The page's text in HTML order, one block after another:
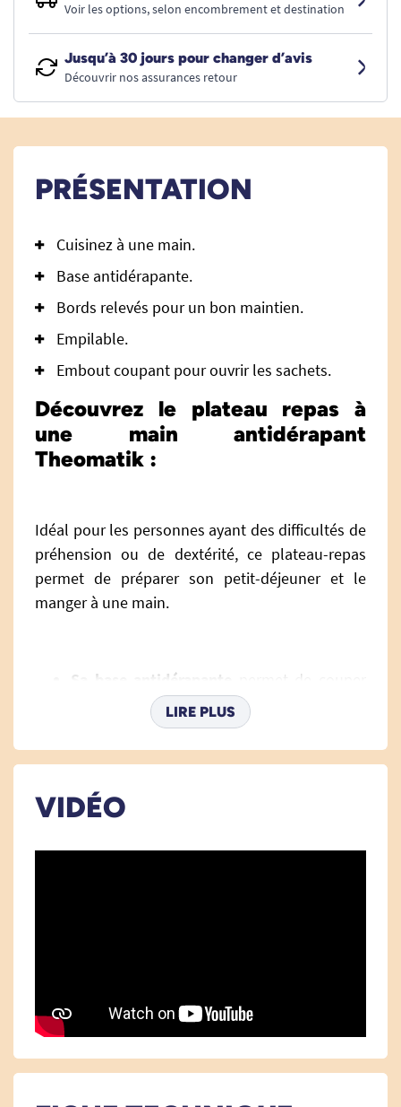
Voir les options, selon encombrement et destination
Jusqu’à 30 jours pour changer d’avis
Découvrir nos assurances retour
PRÉSENTATION
Cuisinez à une main.
Base antidérapante.
Bords relevés pour un bon maintien.
Empilable.
Embout coupant pour ouvrir les sachets.
Découvrez le plateau repas à
une main antidérapant
Theomatik :
Idéal pour les personnes ayant des difficultés de
préhension ou de dextérité, ce plateau-repas
permet de préparer son petit-déjeuner et le
manger à une main.
Sa base antidérapante
permet de couper
ses aliments et étaler sa garniture sans
avoir à maintenir le plateau.
Ses petites encochessont faites pour y
Le petit embout
l'intérieur, protégée par les bords en
plastique. En y glissant une encoche de
Dimensions : 36,5 x 18,8 x 3 cm.
LIRE PLUS
VIDÉO